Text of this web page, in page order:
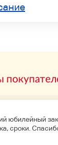
изменится,
Однако это не
поддержки, но
юбилейный
сроки.